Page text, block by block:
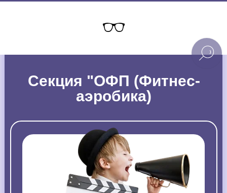
Секция "ОФП (Фитнес-
аэробика)